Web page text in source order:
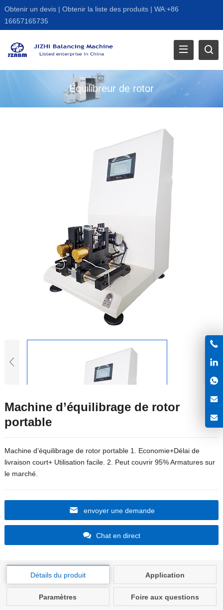
Obtenir un devis| Obtenir la liste des produits| WA:+86
16657165735
Équilibreur de rotor
Machine d’équilibrage de rotor
portable
Machine d’équilibrage de rotor portable 1. Economie+Délai de
livraison court+ Utilisation facile. 2. Peut couvrir 95% Armatures sur
le marché.
envoyer une demande
Chat en direct
Détails du produit Application
Paramètres Foire aux questions